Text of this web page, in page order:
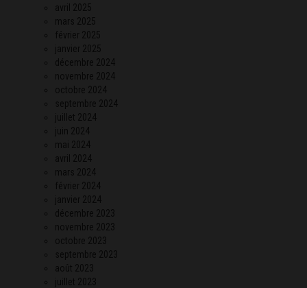
avril 2025
mars 2025
février 2025
janvier 2025
décembre 2024
novembre 2024
octobre 2024
septembre 2024
juillet 2024
juin 2024
mai 2024
avril 2024
mars 2024
février 2024
janvier 2024
décembre 2023
novembre 2023
octobre 2023
septembre 2023
août 2023
juillet 2023